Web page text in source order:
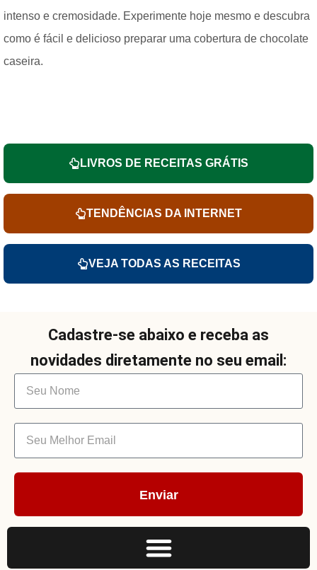
intenso e cremosidade. Experimente hoje mesmo e descubra
como é fácil e delicioso preparar uma cobertura de chocolate
caseira.
LIVROS DE RECEITAS GRÁTIS
TENDÊNCIAS DA INTERNET
VEJA TODAS AS RECEITAS
Cadastre-se abaixo e receba as
novidades diretamente no seu email:
Enviar